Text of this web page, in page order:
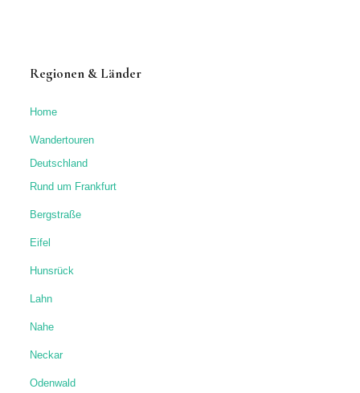
Regionen & Länder
Home
Wandertouren
Deutschland
Rund um Frankfurt
Bergstraße
Eifel
Hunsrück
Lahn
Nahe
Neckar
Odenwald